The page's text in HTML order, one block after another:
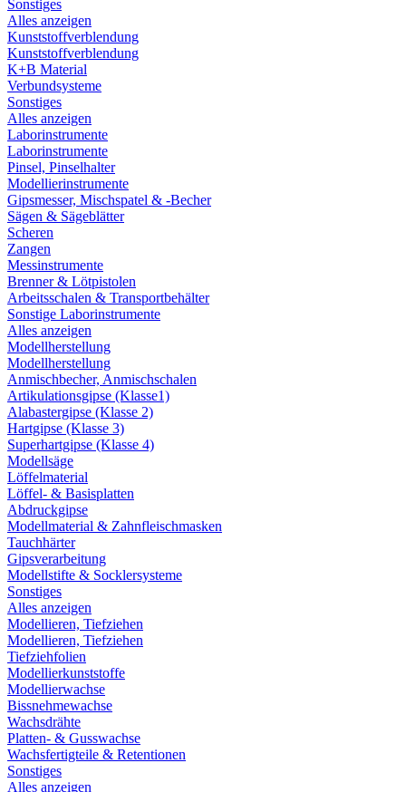
Sonstiges
Alles anzeigen
Kunststoffverblendung
Kunststoffverblendung
K+B Material
Verbundsysteme
Sonstiges
Alles anzeigen
Laborinstrumente
Laborinstrumente
Pinsel, Pinselhalter
Modellierinstrumente
Gipsmesser, Mischspatel & -Becher
Sägen & Sägeblätter
Scheren
Zangen
Messinstrumente
Brenner & Lötpistolen
Arbeitsschalen & Transportbehälter
Sonstige Laborinstrumente
Alles anzeigen
Modellherstellung
Modellherstellung
Anmischbecher, Anmischschalen
Artikulationsgipse (Klasse1)
Alabastergipse (Klasse 2)
Hartgipse (Klasse 3)
Superhartgipse (Klasse 4)
Modellsäge
Löffelmaterial
Löffel- & Basisplatten
Abdruckgipse
Modellmaterial & Zahnfleischmasken
Tauchhärter
Gipsverarbeitung
Modellstifte & Socklersysteme
Sonstiges
Alles anzeigen
Modellieren, Tiefziehen
Modellieren, Tiefziehen
Tiefziehfolien
Modellierkunststoffe
Modellierwachse
Bissnehmewachse
Wachsdrähte
Platten- & Gusswachse
Wachsfertigteile & Retentionen
Sonstiges
Alles anzeigen